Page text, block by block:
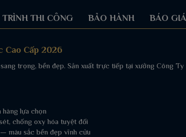
TRÌNH THI CÔNG BẢO HÀNH BÁO GIÁ
Cao Cấp 2026
trọng, bền đẹp. Sản xuất trực tiếp tại xưởng Công
lựa chọn
chống oxy hóa tuyệt đối
màu sắc bền đẹp vĩnh cửu